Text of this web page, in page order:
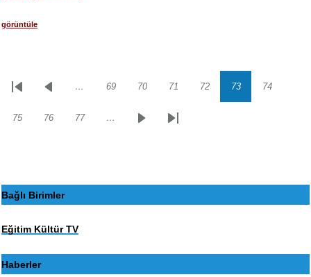
görüntüle
Sayfalama
İlk
Önceki… Sayfa
69 Sayfa
70 Sayfa
71 Sayfa
72 Sayfa
73 Sayfa
74
Sayfa
75 Sayfa
76 Sayfa
77 …
SonrakiSon
Bağlı Birimler
Eğitim Kültür TV
Haberler